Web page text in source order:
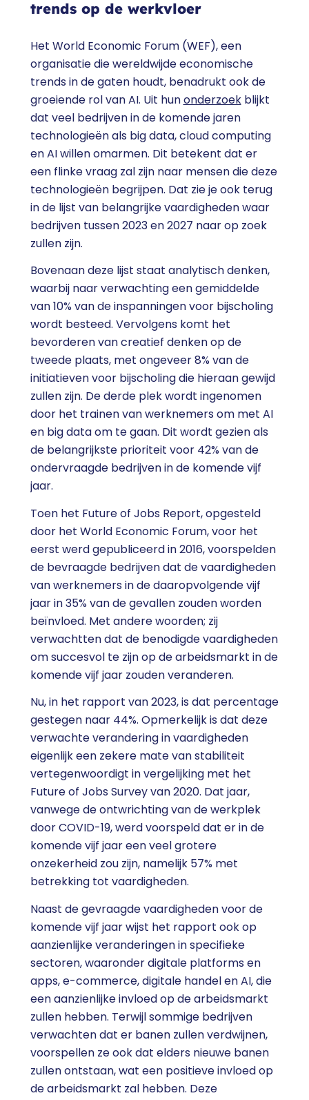
trends op de werkvloer
Het World Economic Forum (WEF), een
organisatie die wereldwijde economische
trends in de gaten houdt, benadrukt ook de
groeiende rol van AI. Uit hunonderzoekblijkt
dat veel bedrijven in de komende jaren
technologieën als big data, cloud computing
en AI willen omarmen. Dit betekent dat er
een flinke vraag zal zijn naar mensen die deze
technologieën begrijpen. Dat zie je ook terug
in de lijst van belangrijke vaardigheden waar
bedrijven tussen 2023 en 2027 naar op zoek
zullen zijn.
Bovenaan deze lijst staat analytisch denken,
waarbij naar verwachting een gemiddelde
van 10% van de inspanningen voor bijscholing
wordt besteed. Vervolgens komt het
bevorderen van creatief denken op de
tweede plaats, met ongeveer 8% van de
initiatieven voor bijscholing die hieraan gewijd
zullen zijn. De derde plek wordt ingenomen
door het trainen van werknemers om met AI
en big data om te gaan. Dit wordt gezien als
de belangrijkste prioriteit voor 42% van de
ondervraagde bedrijven in de komende vijf
jaar.
Toen het Future of Jobs Report, opgesteld
door het World Economic Forum, voor het
eerst werd gepubliceerd in 2016, voorspelden
de bevraagde bedrijven dat de vaardigheden
van werknemers in de daaropvolgende vijf
jaar in 35% van de gevallen zouden worden
beïnvloed. Met andere woorden; zij
verwachtten dat de benodigde vaardigheden
om succesvol te zijn op de arbeidsmarkt in de
komende vijf jaar zouden veranderen.
Nu, in het rapport van 2023, is dat percentage
gestegen naar 44%. Opmerkelijk is dat deze
verwachte verandering in vaardigheden
eigenlijk een zekere mate van stabiliteit
vertegenwoordigt in vergelijking met het
Future of Jobs Survey van 2020. Dat jaar,
vanwege de ontwrichting van de werkplek
door COVID-19, werd voorspeld dat er in de
komende vijf jaar een veel grotere
onzekerheid zou zijn, namelijk 57% met
betrekking tot vaardigheden.
Naast de gevraagde vaardigheden voor de
komende vijf jaar wijst het rapport ook op
aanzienlijke veranderingen in specifieke
sectoren, waaronder digitale platforms en
apps, e-commerce, digitale handel en AI, die
een aanzienlijke invloed op de arbeidsmarkt
zullen hebben. Terwijl sommige bedrijven
verwachten dat er banen zullen verdwijnen,
voorspellen ze ook dat elders nieuwe banen
zullen ontstaan, wat een positieve invloed op
de arbeidsmarkt zal hebben. Deze